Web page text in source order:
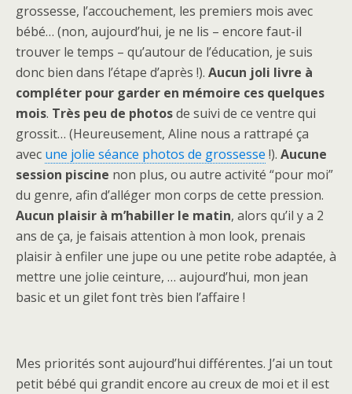
grossesse, l’accouchement, les premiers mois avec
bébé… (non, aujourd’hui, je ne lis – encore faut-il
trouver le temps – qu’autour de l’éducation, je suis
donc bien dans l’étape d’après !). Aucun joli livre à
compléter pour garder en mémoire ces quelques
mois. Très peu de photosde suivi de ce ventre qui
grossit… (Heureusement, Aline nous a rattrapé ça
avec une jolie séance photos de grossesse !). Aucune
session piscine non plus, ou autre activité “pour moi”
du genre, afin d’alléger mon corps de cette pression.
Aucun plaisir à m’habiller le matin, alors qu’il y a 2
ans de ça, je faisais attention à mon look, prenais
plaisir à enfiler une jupe ou une petite robe adaptée, à
mettre une jolie ceinture, … aujourd’hui, mon jean
basic et un gilet font très bien l’affaire !
Mes priorités sont aujourd’hui différentes. J’ai un tout
petit bébé qui grandit encore au creux de moi et il est